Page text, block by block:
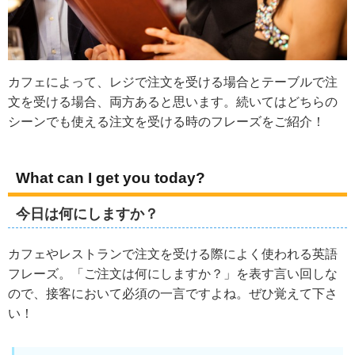
カフェによって、レジで注文を受ける場合とテーブルで注
文を受ける場合、両方あると思います。続いてはどちらの
シーンでも使える注文を受ける時のフレーズをご紹介！
What can I get you today?
今日は何にしますか？
カフェやレストランで注文を受ける際によく使われる英語
フレーズ。「ご注文は何にしますか？」を表す言い回しな
ので、接客において必須の一言ですよね。ぜひ覚えて下さ
い！